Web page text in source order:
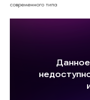
современного типа